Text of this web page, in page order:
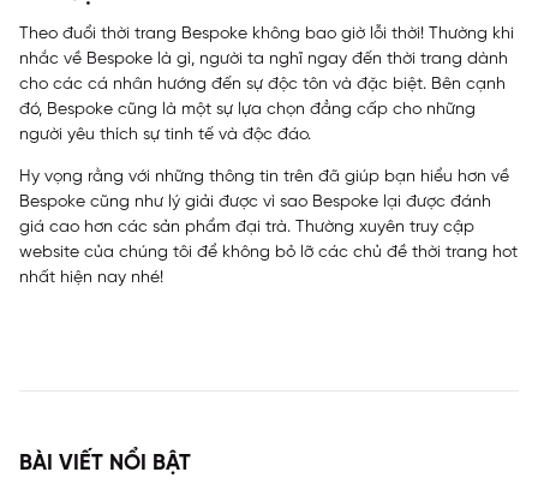
Theo đuổi thời trang Bespoke không bao giờ lỗi thời! Thường khi
nhắc về Bespoke là gì, người ta nghĩ ngay đến thời trang dành
cho các cá nhân hướng đến sự độc tôn và đặc biệt. Bên cạnh
đó, Bespoke cũng là một sự lựa chọn đẳng cấp cho những
người yêu thích sự tinh tế và độc đáo.
Hy vọng rằng với những thông tin trên đã giúp bạn hiểu hơn về
Bespoke cũng như lý giải được vì sao Bespoke lại được đánh
giá cao hơn các sản phẩm đại trà. Thường xuyên truy cập
website của chúng tôi để không bỏ lỡ các chủ đề thời trang hot
nhất hiện nay nhé!
BÀI VIẾT NỔI BẬT